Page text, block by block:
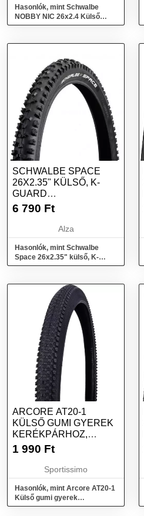
Hasonlók, mint Schwalbe
NOBBY NIC 26x2.4 Külső
gumi, fekete, méret
SCHWALBE SPACE
26X2.35" KÜLSŐ, K-
GUARD
DEFEKTVÉDELEM
6 790 Ft
Alza
Hasonlók, mint Schwalbe
Space 26x2.35" külső, K-
Guard defektvédelem
ARCORE AT20-1
KÜLSŐ GUMI GYEREK
KERÉKPÁRHOZ,
FEKETE, MÉRET
1 990 Ft
Sportissimo
Hasonlók, mint Arcore AT20-1
Külső gumi gyerek
kerékpárhoz, fekete, méret